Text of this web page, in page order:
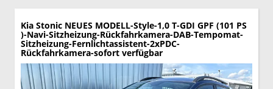
Kia Stonic NEUES MODELL-Style-1,0 T-GDI GPF (101 PS
)-Navi-Sitzheizung-Rückfahrkamera-DAB-Tempomat-
Sitzheizung-Fernlichtassistent-2xPDC-
Rückfahrkamera-sofort verfügbar